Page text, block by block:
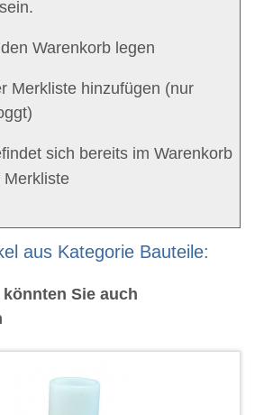
Warenkorb legen
Merkliste hinzufügen (nur
sich bereits im Warenkorb
Merkliste
aus Kategorie Bauteile:
Sie auch